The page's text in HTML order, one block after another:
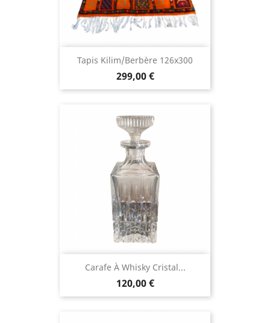
Tapis Kilim/berbère 126x300
299,00 €
Carafe À Whisky Cristal...
120,00 €